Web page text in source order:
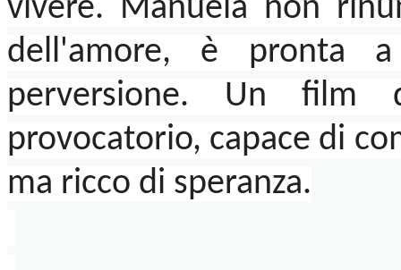
vivere. Manuela non
dell'amore, è pronta
perversione. Un film
provocatorio, capace di
ma ricco di speranza.